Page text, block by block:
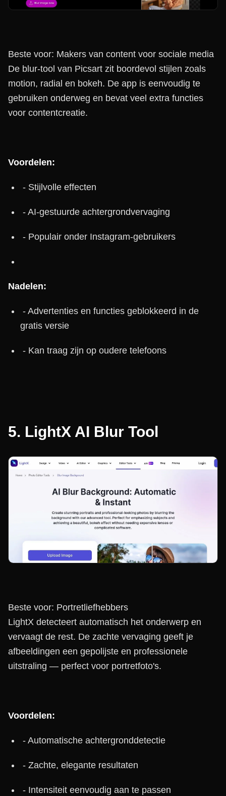
Beste voor: Makers van content voor sociale media
De blur-tool van Picsart zit boordevol stijlen zoals
motion, radial en bokeh. De app is eenvoudig te
gebruiken onderweg en bevat veel extra functies
voor contentcreatie.
Voordelen:
- Stijlvolle effecten
- AI-gestuurde achtergrondvervaging
- Populair onder Instagram-gebruikers
Nadelen:
- Advertenties en functies geblokkeerd in de
gratis versie
- Kan traag zijn op oudere telefoons
5. LightX AI Blur Tool
Beste voor: Portretliefhebbers
LightX detecteert automatisch het onderwerp en
vervaagt de rest. De zachte vervaging geeft je
afbeeldingen een gepolijste en professionele
uitstraling — perfect voor portretfoto's.
Voordelen:
- Automatische achtergronddetectie
- Zachte, elegante resultaten
- Intensiteit eenvoudig aan te passen